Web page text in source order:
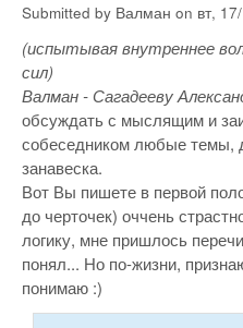
Submitted by Валман on вт,
(испытывая внутреннее
сил)
Валман - Сагадееву
обсуждать с мыслящим и
собеседником любые темы,
занавеска.
Вот Вы пишете в первой
до черточек) оччень
логику, мне пришлось
понял... Но по-жизни,
понимаю :)